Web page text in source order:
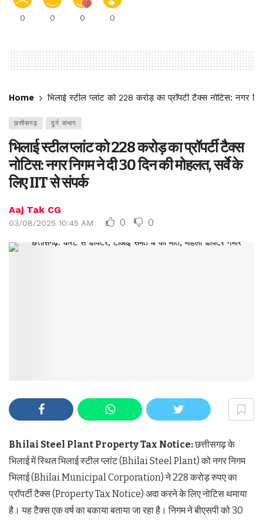
0 0 0 0
Home भिलाई स्टील प्लांट को 228 करोड़ का प्रॉपर्टी टैक्स नोटिस: नगर
छत्तीसगढ़ दुर्ग संभाग
भिलाई स्टील प्लांट को 228 करोड़ का प्रॉपर्टी टैक्स
नोटिस: नगर निगम ने दी 30 दिन की मोहलत, सर्वे के
लिए IIT से संपर्क
Aaj Tak CG
03/08/2025 10:45 AM 0 0
Bhilai Steel Plant Property Tax Notice:छत्तीसगढ़ के
भिलाई में स्थित भिलाई स्टील प्लांट (Bhilai Steel Plant) को नगर निगम
भिलाई (Bhilai Municipal Corporation) ने 228 करोड़ रुपए का
प्रॉपर्टी टैक्स (Property Tax Notice) अदा करने के लिए नोटिस थमाया
है। यह टैक्स एक वर्ष का बकाया बताया जा रहा है। निगम ने बीएसपी को 30